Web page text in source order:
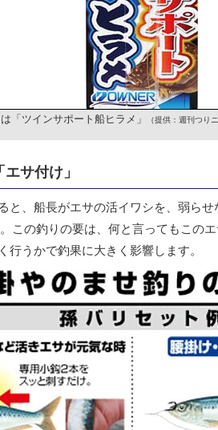
「ツインサポート船ヒラメ」 （提供：週刊つり
サ付け」
と、船長がエサの活イワシを、弱ら
この釣りの要は、何と言ってもこの
行うかで釣果に大きく影響します。